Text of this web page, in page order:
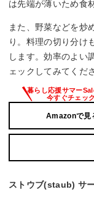
は先端が薄いため食
また、野菜などを炒
り。料理の切り分け
します。効率のよい
ェックしてみてくだ
Amazonで見
ストウブ(staub) サ